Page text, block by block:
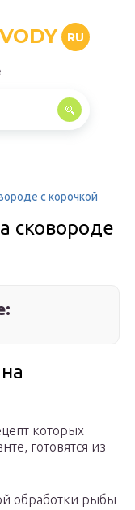
RU
с корочкой
сковороде
которых
готовятся из
обработки рыбы